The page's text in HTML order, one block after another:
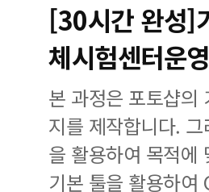
[30시간 완성]
체시험센터운영
본 과정은 포토샵의
지를 제작합니다.
을 활용하여 목적에
기본 툴을 활용하여